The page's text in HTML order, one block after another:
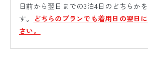
日前から翌日までの3泊4日のどちらか
す。
どちらのプランでも着用日の翌日
さい。